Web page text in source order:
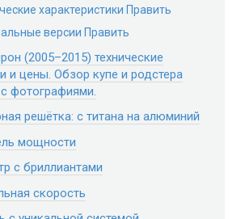
характеристики Править
версии Править
(2005–2015) технические
и цены. Обзор купе и родстера
фотографиями.
решётка: с титана на алюминий
мощности
с бриллиантами
скорость